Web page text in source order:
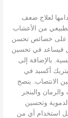
لعلاج ضعف
من الأعشاب
على خصائص تحسن
فيساعد في تحسين
بالإضافة إلى
أكسيد في
الانتصاب. ينصح
والبنجر
وتحسين
استخدام أي من